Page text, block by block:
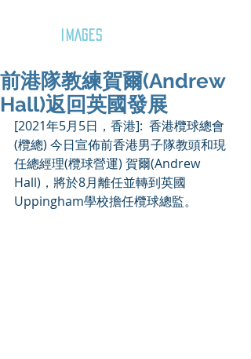
IMAGES
前港隊教練賀爾(Andrew
Hall)返回英國發展
[2021年5月5日，香港]:  香港欖球總會
(欖總) 今日宣佈前香港男子隊教頭和現
任總經理(欖球營運) 賀爾(Andrew
Hall)，將於8月離任並轉到英國
Uppingham學校擔任欖球總監。